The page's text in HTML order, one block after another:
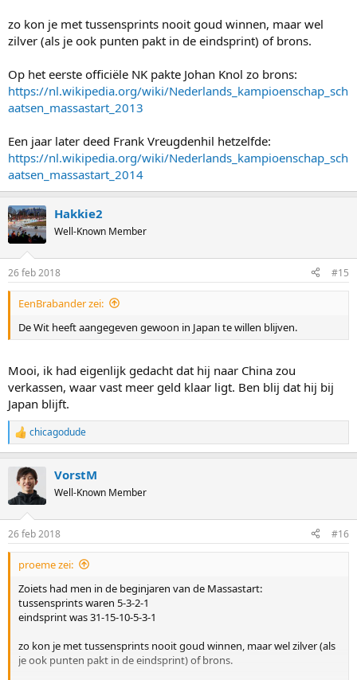
zo kon je met tussensprints nooit goud winnen, maar wel
zilver (als je ook punten pakt in de eindsprint) of brons.
Op het eerste officiële NK pakte Johan Knol zo brons:
https://nl.wikipedia.org/wiki/Nederlands_kampioenschap_sch
aatsen_massastart_2013
Een jaar later deed Frank Vreugdenhil hetzelfde:
https://nl.wikipedia.org/wiki/Nederlands_kampioenschap_sch
aatsen_massastart_2014
Hakkie2
Well-Known Member
26 feb 2018 #15
EenBrabander zei:
De Wit heeft aangegeven gewoon in Japan te willen blijven.
Mooi, ik had eigenlijk gedacht dat hij naar China zou
verkassen, waar vast meer geld klaar ligt. Ben blij dat hij bij
Japan blijft.
R
e
c
t
i
s
:
chicagodude
VorstM
Well-Known Member
26 feb 2018 #16
proeme zei:
Zoiets had men in de beginjaren van de Massastart:
tussensprints waren 5-3-2-1
eindsprint was 31-15-10-5-3-1
zo kon je met tussensprints nooit goud winnen, maar wel zilver (als
je ook punten pakt in de eindsprint) of brons.